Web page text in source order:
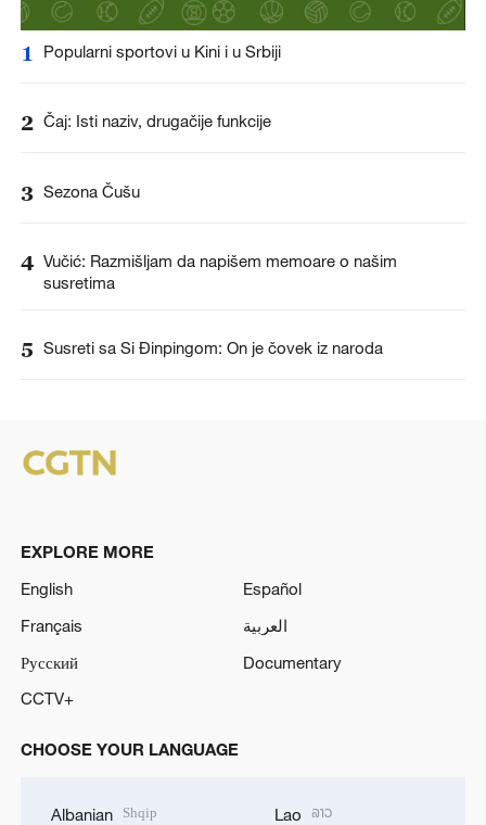
1 Popularni sportovi u Kini i u Srbiji
2 Čaj: Isti naziv, drugačije funkcije
3 Sezona Čušu
4 Vučić: Razmišljam da napišem memoare o našim
susretima
5 Susreti sa Si Đinpingom: On je čovek iz naroda
EXPLORE MORE
English
Español
Français
العربية
Русский
Documentary
CCTV+
CHOOSE YOUR LANGUAGE
Albanian Shqip Lao ລາວ